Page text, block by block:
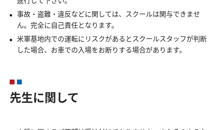
事故・盗難・違反などに関しては、スクールは関与できませ
ん。完全に自己責任となります。
米軍基地内での運転にリスクがあるとスクールスタッフが判断
した場合、お車での入場をお断りする場合があります。
先生に関して